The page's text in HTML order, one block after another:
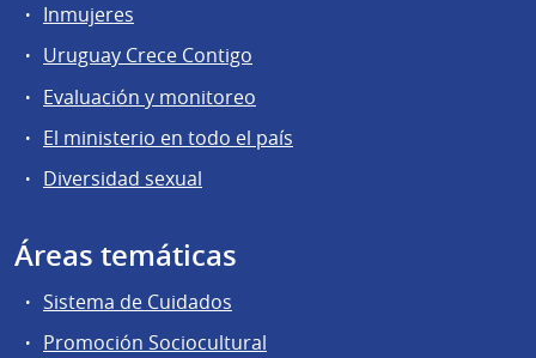
Inmujeres
Uruguay Crece Contigo
Evaluación y monitoreo
El ministerio en todo el país
Diversidad sexual
Áreas temáticas
Sistema de Cuidados
Promoción Sociocultural